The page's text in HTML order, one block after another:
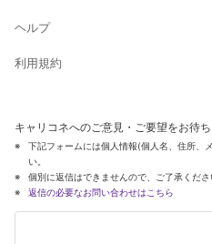
ヘルプ
利用規約
キャリコネへのご意見・ご要望をお待ち
下記フォームには個人情報(個人名、住所、
い。
個別に返信はできませんので、ご了承くださ
返信の必要なお問い合わせはこちら